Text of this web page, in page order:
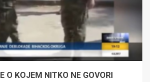
O KOJEM NITKO NE GOVORI